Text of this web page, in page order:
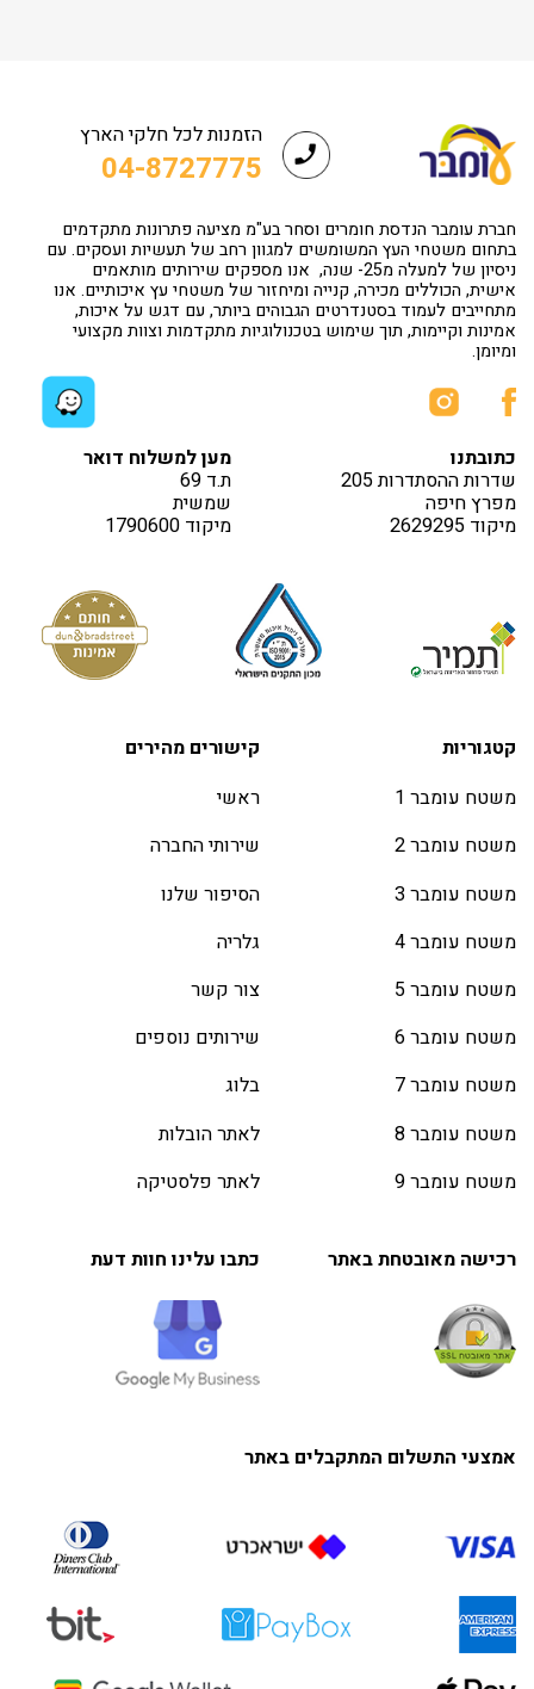
הזמנות לכל חלקי הארץ
04-8727775
חברת עומבר הנדסת חומרים וסחר בע"מ מציעה פתרונות מתקדמים
בתחום משטחי העץ המשומשים למגוון רחב של תעשיות ועסקים. עם
ניסיון של למעלה מ25- שנה, אנו מספקים שירותים מותאמים
אישית, הכוללים מכירה, קנייה ומיחזור של משטחי עץ איכותיים. אנו
מתחייבים לעמוד בסטנדרטים הגבוהים ביותר, עם דגש על איכות,
אמינות וקיימות, תוך שימוש בטכנולוגיות מתקדמות וצוות מקצועי
ומיומן.
כתובתנו
שדרות ההסתדרות 205
מפרץ חיפה
מיקוד 2629295
מען למשלוח דואר
ת.ד 69
שמשית
מיקוד 1790600
קטגוריות
משטח עומבר 1
משטח עומבר 2
משטח עומבר 3
משטח עומבר 4
משטח עומבר 5
משטח עומבר 6
משטח עומבר 7
משטח עומבר 8
משטח עומבר 9
רכישה מאובטחת באתר
קישורים מהירים
ראשי
שירותי החברה
הסיפור שלנו
גלריה
צור קשר
שירותים נוספים
בלוג
לאתר הובלות
לאתר פלסטיקה
כתבו עלינו חוות דעת
אמצעי התשלום המתקבלים באתר